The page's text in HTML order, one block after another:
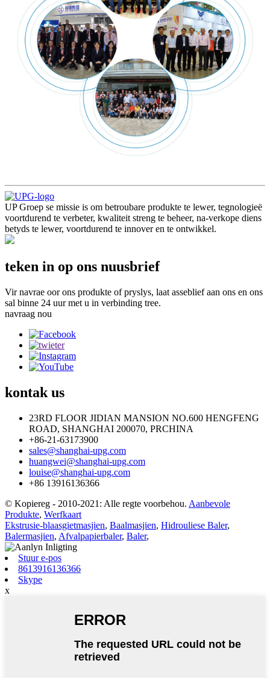
UP Groep se missie is om betroubare produkte te lewer, tegnologieë
voortdurend te verbeter, kwaliteit streng te beheer, na-verkope diens
betyds te lewer, voortdurend te innover en te ontwikkel.
teken in op ons nuusbrief
Vir navrae oor ons produkte of pryslys, laat asseblief aan ons en ons
sal binne 24 uur met u in verbinding tree.
navraag nou
kontak us
23RD FLOOR JIDIAN MANSION NO.600 HENGFENG
ROAD, SHANGHAI 200070, PRCHINA
+86-21-63173900
sales@shanghai-upg.com
huangwei@shanghai-upg.com
louise@shanghai-upg.com
+86 13916136366
© Kopiereg - 2010-2021: Alle regte voorbehou. Aanbevole
Produkte, Werfkaart
Ekstrusie-blaasgietmasjien, Baalmasjien, Hidrouliese Baler,
Balermasjien, Afvalpapierbaler, Baler,
Stuur e-pos
8613916136366
Skype
x